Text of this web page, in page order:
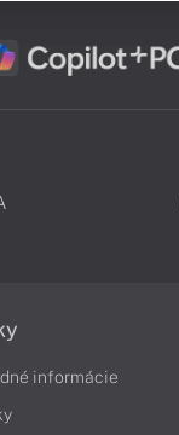
informácie